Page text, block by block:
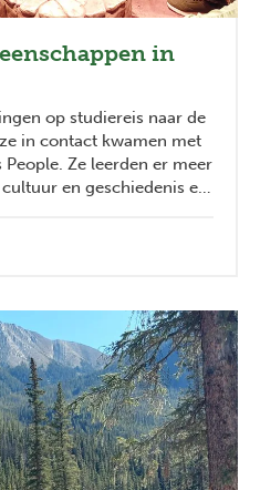
in
op studiereis naar de
in contact kwamen met
Ze leerden er meer
en geschiedenis en